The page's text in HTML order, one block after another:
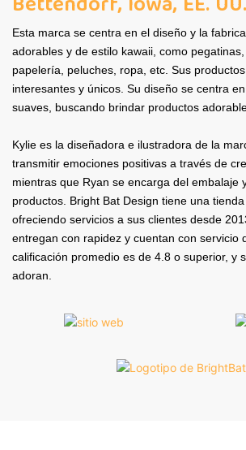
Esta marca se centra en el diseño y la
adorables y de estilo kawaii, como
papelería, peluches, ropa, etc. Sus
interesantes y únicos. Su diseño se centra
suaves, buscando brindar productos
Kylie es la diseñadora e ilustradora de la
transmitir emociones positivas a través de
mientras que Ryan se encarga del embalaje
productos. Bright Bat Design tiene una
ofreciendo servicios a sus clientes desde
entregan con rapidez y cuentan con servicio
calificación promedio es de 4.8 o superior, y
adoran.